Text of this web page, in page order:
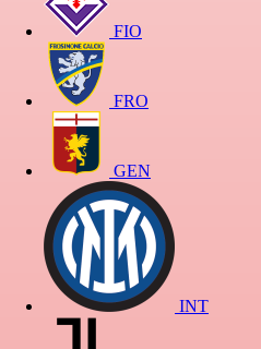
FIO
FRO
GEN
INT